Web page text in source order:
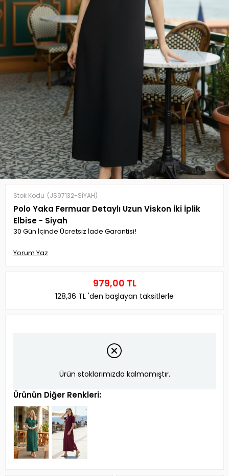
Stok Kodu (JS97132-SİYAH)
Polo Yaka Fermuar Detaylı Uzun Viskon İki İplik
Elbise - Siyah
30 Gün İçinde Ücretsiz İade Garantisi!
Yorum Yaz
979,00 TL
128,36 TL 'den başlayan taksitlerle
Ürün stoklarımızda kalmamıştır.
Ürünün Diğer Renkleri: